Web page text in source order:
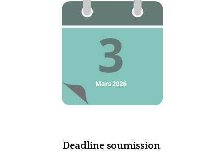
Deadline soumission